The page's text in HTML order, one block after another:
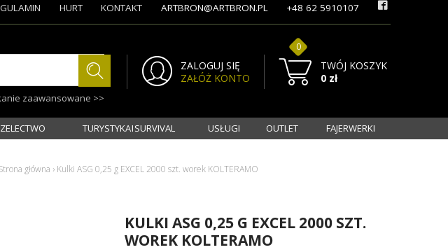
zaawansowane >>
ZALOGUJ SIĘ
ZAŁÓŻ KONTO
TWÓJ KOSZYK
0
0 zł
HURT KONTAKT ARTBRON@ARTBRON.PL +48 62 5910107
TURYSTYKA I SURVIVAL USŁUGI OUTLET FAJERWERKI
główna › Kulki ASG 0,25 g EXCEL 2000 szt. worek KOLTERAMO
KULKI ASG 0,25 G EXCEL 2000 SZT.
WOREK KOLTERAMO